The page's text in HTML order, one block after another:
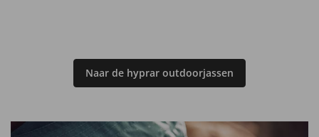
Naar de hyprar outdoorjassen